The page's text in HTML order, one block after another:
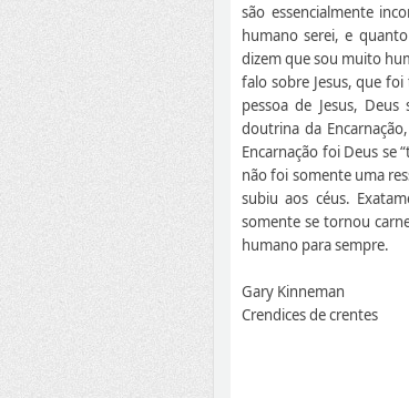
são essencialmente
humano serei, e
dizem que sou muito
falo sobre Jesus, que
pessoa de Jesus,
doutrina da
Encarnação foi Deus se
não foi somente uma
subiu aos céus.
somente se tornou
humano para sempre.
Gary Kinneman
Crendices de crentes